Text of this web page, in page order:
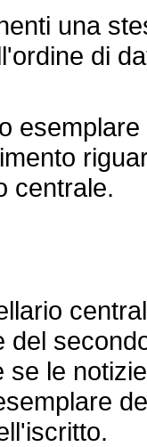
una
di
centrale.
del
le